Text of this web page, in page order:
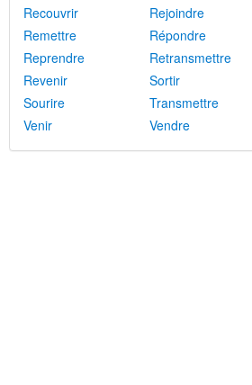
Recouvrir
Rejoindre
Remettre
Répondre
Reprendre
Retransmettre
Revenir
Sortir
Sourire
Transmettre
Venir
Vendre